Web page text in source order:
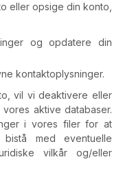
eller opsige din konto,
og opdatere din
kontaktoplysninger.
vil vi deaktivere eller
aktive databaser.
i vores filer for at
med eventuelle
vilkår og/eller